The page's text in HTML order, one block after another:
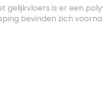
gelijkvloers is er een
bevinden zich